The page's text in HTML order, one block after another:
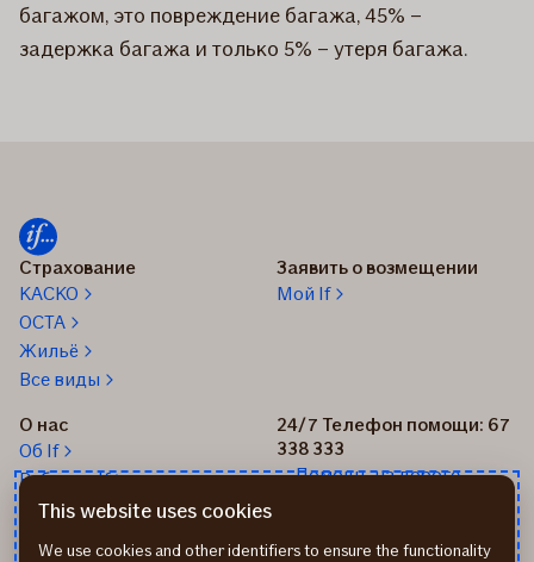
багажом, это повреждение багажа, 45% –
задержка багажа и только 5% – утеря багажа.
Страхование
КАСКО
OCTA
Жильё
Все виды
Заявить о возмещении
Мой If
О нас
Об If
Работа в If
Новости
24/7 Телефон помощи: 67
338 333
Помощь на дороге
This website uses cookies
We use cookies and other identifiers to ensure the functionality